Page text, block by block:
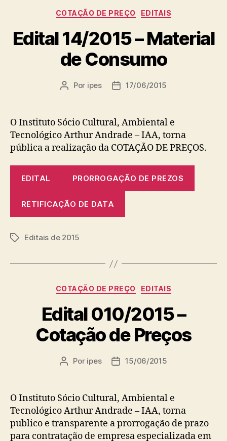
Categorias
COTAÇÃO DE PREÇO EDITAIS
Edital 14/2015 – Material
de Consumo
Autor
Por ipes
Data17/06/2015
O Instituto Sócio Cultural, Ambiental e
Tecnológico Arthur Andrade – IAA, torna
pública a realização da COTAÇÃO DE PREÇOS.
EDITAL PRORROGAÇÃO DE PREZOS
RETIFICAÇÃO DE DATA
TagsEditais de 2015
Categorias
COTAÇÃO DE PREÇO EDITAIS
Edital 010/2015 –
Cotação de Preços
Autor
Por ipes
Data15/06/2015
O Instituto Sócio Cultural, Ambiental e
Tecnológico Arthur Andrade – IAA, torna
publico e transparente a prorrogação de prazo
para contratação de empresa especializada em